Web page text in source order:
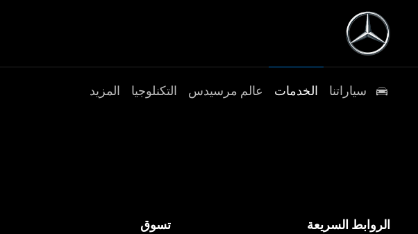
سياراتنا الخدمات عالم مرسيدس التكنلوجيا المزيد
الروابط السريعة تسوق